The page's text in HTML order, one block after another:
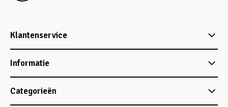
Klantenservice
Informatie
Categorieën